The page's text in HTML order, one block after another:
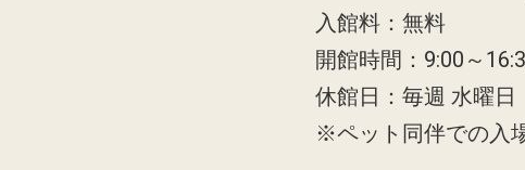
入館料：無料
開館時間：9:00～
休館日：毎週 水曜日
※ペット同伴での入